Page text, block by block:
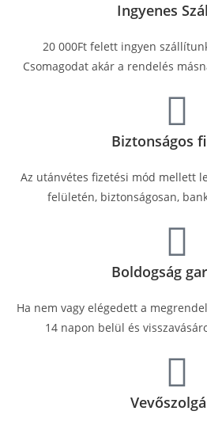
Ingyenes
20 000Ft felett ingyen
Csomagodat akár a rendelés
Biztonságos
Az utánvétes fizetési mód mellett
felületén, biztonságosan,
Boldogság
Ha nem vagy elégedett a
14 napon belül és